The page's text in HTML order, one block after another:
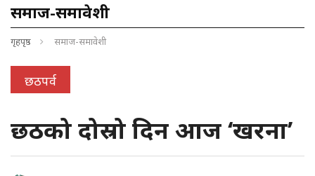
समाज-समावेशी
गृहपृष्ठ समाज-समावेशी
छठपर्व
छठको दोस्रो दिन आज ‘खरना’